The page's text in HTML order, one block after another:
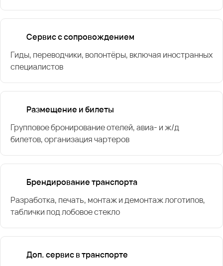
Сервис с сопровождением
Гиды, переводчики, волонтёры, включая иностранных
специалистов
Размещение и билеты
Групповое бронирование отелей, авиа- и ж/д
билетов, организация чартеров
Брендирование транспорта
Разработка, печать, монтаж и демонтаж логотипов,
таблички под лобовое стекло
Доп. сервис в транспорте